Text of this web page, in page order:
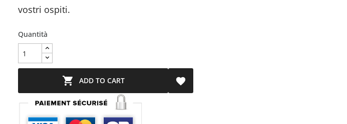
vostri ospiti.
Quantità
 ADD TO CART 